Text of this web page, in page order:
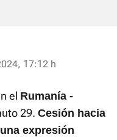
17:12 h
el Rumanía -
29. Cesión hacia
expresión